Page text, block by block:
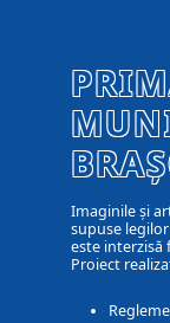
Imaginile și
supuse
este interzisă
Proiect